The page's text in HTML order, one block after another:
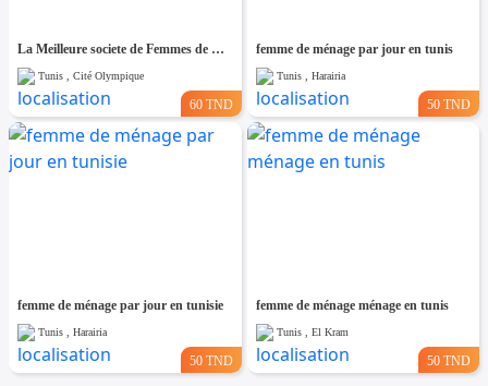
La Meilleure societe de Femmes de Ménage A cité olympique
Tunis , Cité Olympique
60 TND
femme de ménage par jour en tunis
Tunis , Harairia
50 TND
femme de ménage par jour en tunisie
Tunis , Harairia
50 TND
femme de ménage ménage en tunis
Tunis , El Kram
50 TND